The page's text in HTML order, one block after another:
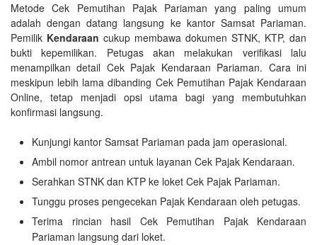
Metode Cek Pemutihan Pajak Pariaman yang paling umum
adalah dengan datang langsung ke kantor Samsat Pariaman.
Pemilik Kendaraan cukup membawa dokumen STNK, KTP, dan
bukti kepemilikan. Petugas akan melakukan verifikasi lalu
menampilkan detail Cek Pajak Kendaraan Pariaman. Cara ini
meskipun lebih lama dibanding Cek Pemutihan Pajak Kendaraan
Online, tetap menjadi opsi utama bagi yang membutuhkan
konfirmasi langsung.
Kunjungi kantor Samsat Pariaman pada jam operasional.
Ambil nomor antrean untuk layanan Cek Pajak Kendaraan.
Serahkan STNK dan KTP ke loket Cek Pajak Pariaman.
Tunggu proses pengecekan Pajak Kendaraan oleh petugas.
Terima rincian hasil Cek Pemutihan Pajak Kendaraan
Pariaman langsung dari loket.